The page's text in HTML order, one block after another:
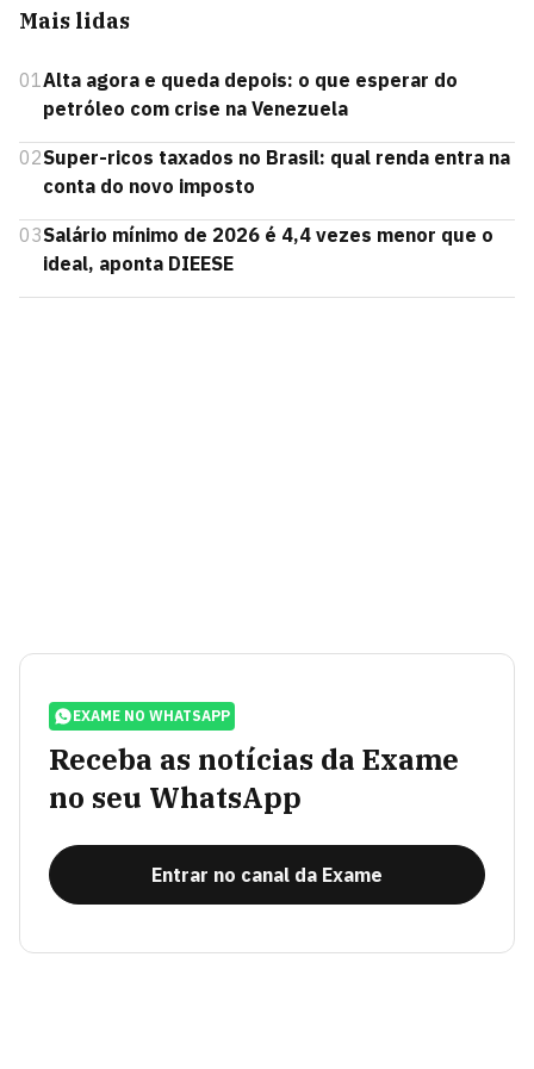
Mais lidas
01Alta agora e queda depois: o que esperar do
petróleo com crise na Venezuela
02Super-ricos taxados no Brasil: qual renda entra na
conta do novo imposto
03Salário mínimo de 2026 é 4,4 vezes menor que o
ideal, aponta DIEESE
EXAME NO WHATSAPP
Receba as notícias da Exame
no seu WhatsApp
Entrar no canal da Exame